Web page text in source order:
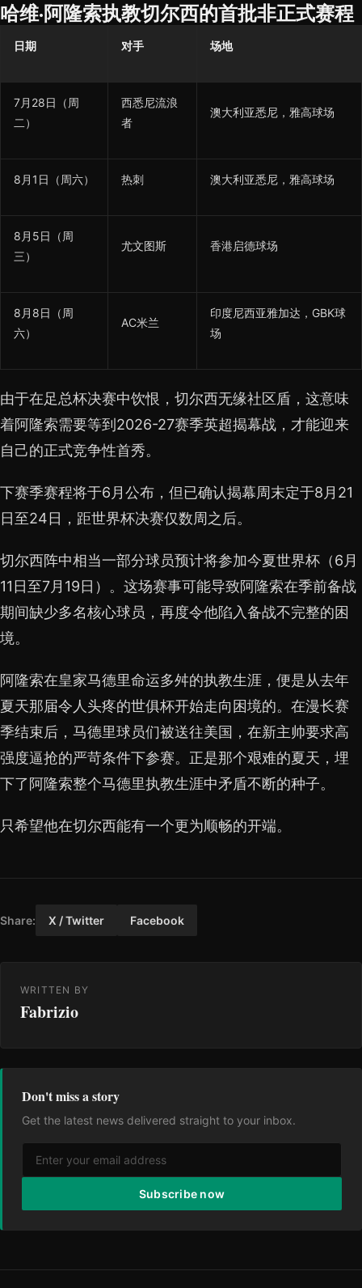
哈维·阿隆索执教切尔西的首批非正式赛程
日期 对手 场地
7月28日（周
二）
西悉尼流浪
者
澳大利亚悉尼，雅高球场
8月1日（周六） 热刺 澳大利亚悉尼，雅高球场
8月5日（周
三）
尤文图斯 香港启德球场
8月8日（周
六）
AC米兰
印度尼西亚雅加达，GBK球
场
由于在足总杯决赛中饮恨，切尔西无缘社区盾，这意味
着阿隆索需要等到2026-27赛季英超揭幕战，才能迎来
自己的正式竞争性首秀。
下赛季赛程将于6月公布，但已确认揭幕周末定于8月21
日至24日，距世界杯决赛仅数周之后。
切尔西阵中相当一部分球员预计将参加今夏世界杯（6月
11日至7月19日）。这场赛事可能导致阿隆索在季前备战
期间缺少多名核心球员，再度令他陷入备战不完整的困
境。
阿隆索在皇家马德里命运多舛的执教生涯，便是从去年
夏天那届令人头疼的世俱杯开始走向困境的。在漫长赛
季结束后，马德里球员们被送往美国，在新主帅要求高
强度逼抢的严苛条件下参赛。正是那个艰难的夏天，埋
下了阿隆索整个马德里执教生涯中矛盾不断的种子。
只希望他在切尔西能有一个更为顺畅的开端。
Share: X / Twitter Facebook
WRITTEN BY
Fabrizio
Don't miss a story
Get the latest news delivered straight to your inbox.
Subscribe now